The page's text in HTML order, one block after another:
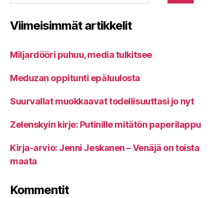
Viimeisimmät artikkelit
Miljardööri puhuu, media tulkitsee
Meduzan oppitunti epäluulosta
Suurvallat muokkaavat todellisuuttasi jo nyt
Zelenskyin kirje: Putinille mitätön paperilappu
Kirja-arvio: Jenni Jeskanen – Venäjä on toista
maata
Kommentit